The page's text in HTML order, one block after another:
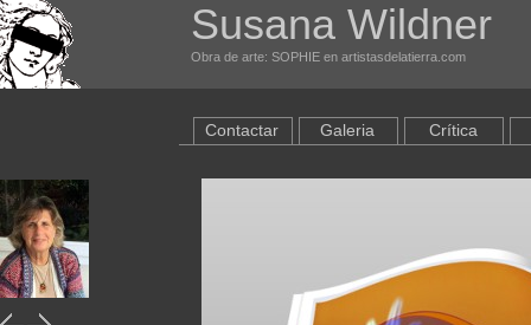
Susana Wildner
Obra de arte: SOPHIE en artistasdelatierra.com
Contactar Galeria Crítica